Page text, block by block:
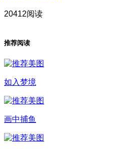
20412阅读
推荐阅读
如入梦境
画中捕鱼